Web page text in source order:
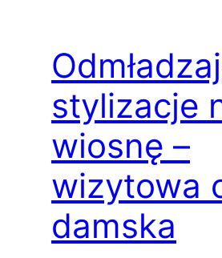
stylizacje
wiosnę –
wizytowa
damska